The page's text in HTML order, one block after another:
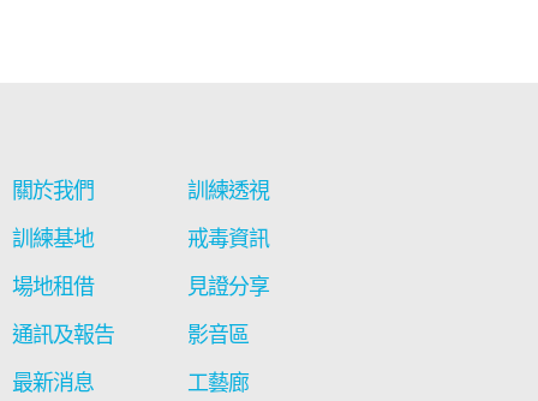
關於我們
訓練基地
場地租借
通訊及報告
最新消息
訓練透視
戒毒資訊
見證分享
影音區
工藝廊